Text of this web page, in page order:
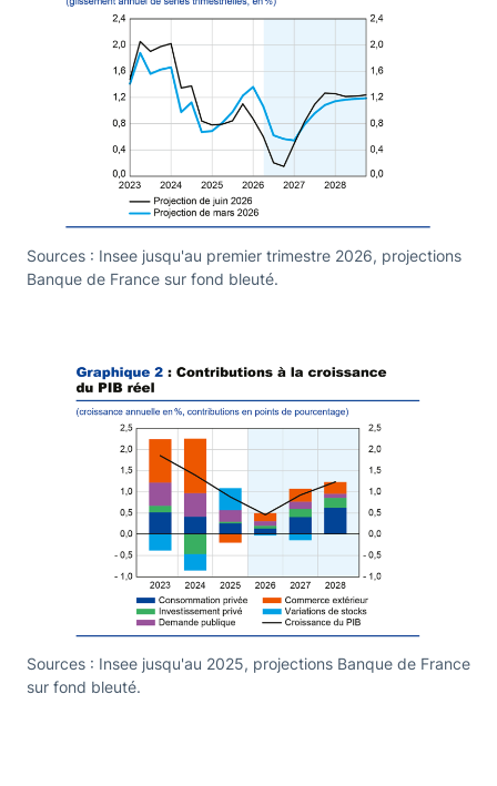
Sources : Insee jusqu'au premier trimestre 2026, projections
Banque de France sur fond bleuté.
Sources : Insee jusqu'au 2025, projections Banque de France
sur fond bleuté.